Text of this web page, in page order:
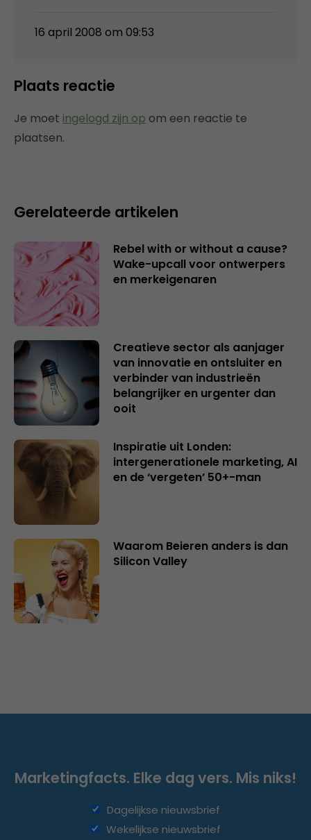
16 april 2008 om 09:53
Plaats reactie
Je moet ingelogd zijn op om een reactie te
plaatsen.
Gerelateerde artikelen
Rebel with or without a cause?
Wake-upcall voor ontwerpers
en merkeigenaren
Creatieve sector als aanjager
van innovatie en ontsluiter en
verbinder van industrieën
belangrijker en urgenter dan
ooit
Inspiratie uit Londen:
intergenerationele marketing, AI
en de ‘vergeten’ 50+-man
Waarom Beieren anders is dan
Silicon Valley
Marketingfacts. Elke dag vers. Mis niks!
Dagelijkse nieuwsbrief
Wekelijkse nieuwsbrief